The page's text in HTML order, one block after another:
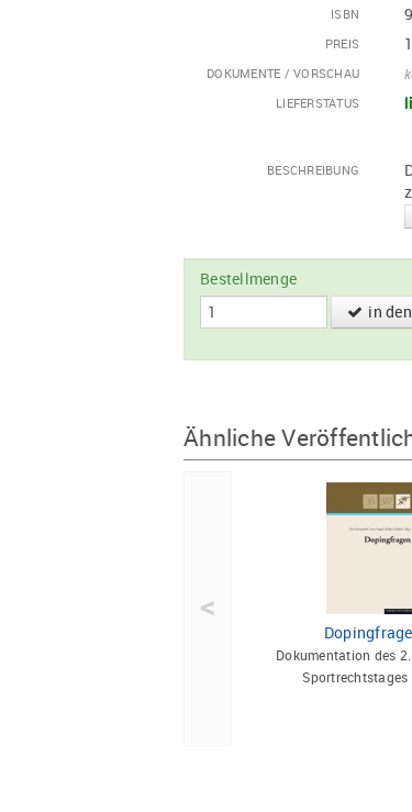
ISBN
PREIS
DOKUMENTE / VORSCHAU
LIEFERSTATUS
BESCHREIBUNG
Bestellmenge
in
Ähnliche
Dokumentation des
Sportrechtstages
<